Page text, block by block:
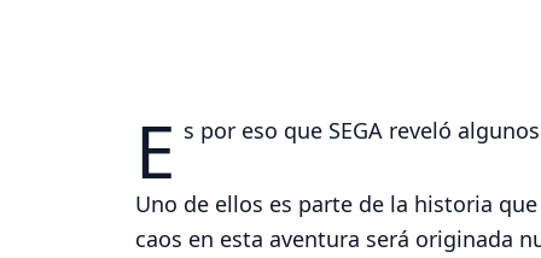
E s por eso que SEGA reveló
Uno de ellos es parte de la historia
caos en esta aventura será originada